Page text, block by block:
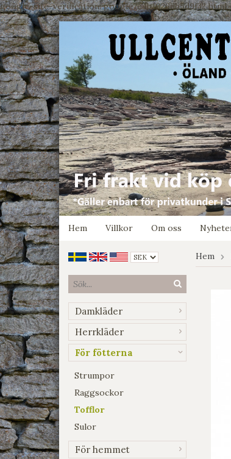
google-site-verification: google7e4b1026db5d9f32.html
Hem
Villkor Om oss
Damkläder
Herrkläder
För fötterna
Strumpor
Raggsockor
Tofflor
Sulor
För hemmet
Hem